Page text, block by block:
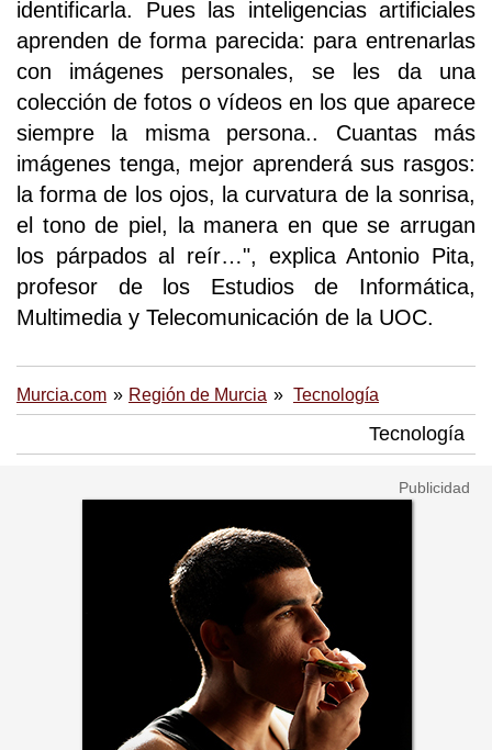
identificarla. Pues las inteligencias artificiales
aprenden de forma parecida: para entrenarlas
con imágenes personales, se les da una
colección de fotos o vídeos en los que aparece
siempre la misma persona.. Cuantas más
imágenes tenga, mejor aprenderá sus rasgos:
la forma de los ojos, la curvatura de la sonrisa,
el tono de piel, la manera en que se arrugan
los párpados al reír…", explica Antonio Pita,
profesor de los Estudios de Informática,
Multimedia y Telecomunicación de la UOC.
Murcia.com Región de Murcia Tecnología
Tecnología